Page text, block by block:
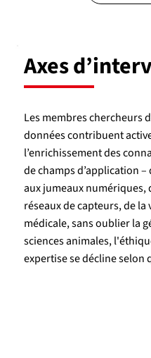
Axes
Les membres chercheurs
données contribuent
l’enrichissement des
de champs d’application
aux jumeaux
réseaux de capteurs, de
médicale, sans oublier la
sciences animales,
expertise se décline